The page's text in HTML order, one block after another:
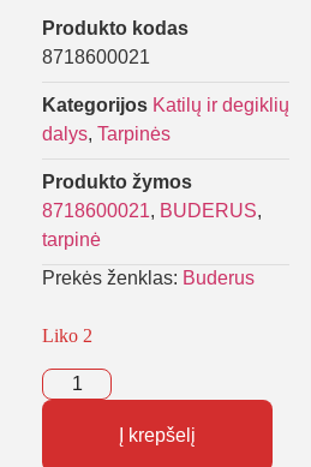
Produkto kodas
8718600021
Kategorijos Katilų ir degiklių
dalys, Tarpinės
Produkto žymos
8718600021, BUDERUS,
tarpinė
Prekės ženklas: Buderus
Liko 2
Į krepšelį